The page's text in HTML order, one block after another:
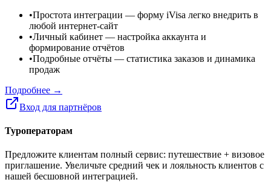
•Простота интеграции — форму iVisa легко внедрить в
любой интернет-сайт
•Личный кабинет — настройка аккаунта и
формирование отчётов
•Подробные отчёты — статистика заказов и динамика
продаж
Подробнее →
Вход для партнёров
Туроператорам
Предложите клиентам полный сервис: путешествие + визовое
приглашение. Увеличьте средний чек и лояльность клиентов с
нашей бесшовной интеграцией.